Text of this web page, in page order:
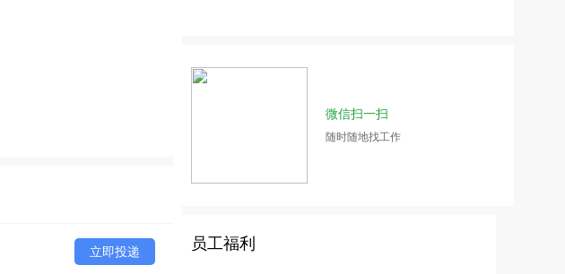
立即投递
微信扫一扫
随时随地找工作
员工福利